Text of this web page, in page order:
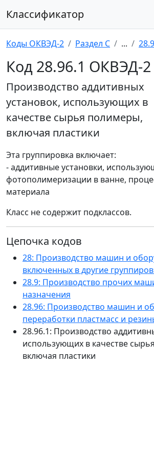
Классификатор
Коды ОКВЭД-2 Раздел C ...
Код 28.96.1 ОКВЭД-2
Производство аддитивных
установок, использующих в
качестве сырья полимеры,
включая пластики
Эта группировка включает:
- аддитивные установки,
фотополимеризации в ванне,
материала
Класс не содержит подклассов.
Цепочка кодов
28: Производство машин и
включенных в другие
28.9: Производство прочих
назначения
28.96: Производство машин и
переработки пластмасс и
28.96.1: Производство
использующих в качестве
включая пластики